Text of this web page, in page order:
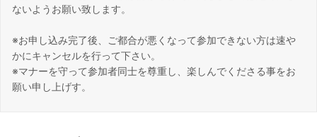
ないようお願い致します。
※お申し込み完了後、ご都合が悪くなって参加できない方は速や
かにキャンセルを行って下さい。
※マナーを守って参加者同士を尊重し、楽しんでくださる事をお
願い申し上げす。